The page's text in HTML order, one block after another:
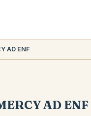
AD ENF
AD ENF